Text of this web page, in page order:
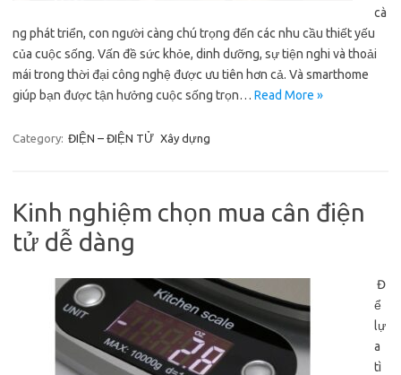
cà
ng phát triển, con người càng chú trọng đến các nhu cầu thiết yếu
của cuộc sống. Vấn đề sức khỏe, dinh dưỡng, sự tiện nghi và thoải
mái trong thời đại công nghệ được ưu tiên hơn cả. Và smarthome
giúp bạn được tận hưởng cuộc sống trọn… Read More »
Category: ĐIỆN – ĐIỆN TỬ Xây dựng
Kinh nghiệm chọn mua cân điện
tử dễ dàng
Đ
ể
lự
a
tì